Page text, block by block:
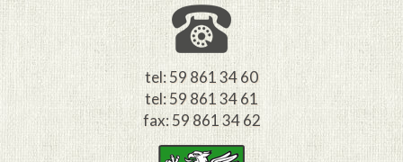
tel: 59 861 34 60
tel: 59 861 34 61
fax: 59 861 34 62